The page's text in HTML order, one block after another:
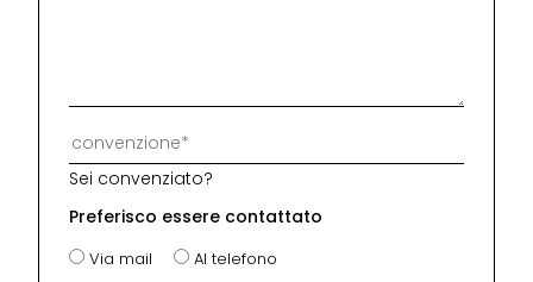
Sei convenziato?
Preferisco essere contattato
Via mail Al telefono